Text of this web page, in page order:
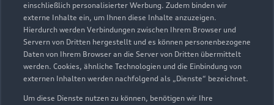
einschließlich personalisierter Werbung. Zudem binden wir
externe Inhalte ein, um Ihnen diese Inhalte anzuzeigen.
Hierdurch werden Verbindungen zwischen Ihrem Browser und
Servern von Dritten hergestellt und es können personenbezogene
Daten von Ihrem Browser an die Server von Dritten übermittelt
werden. Cookies, ähnliche Technologien und die Einbindung von
externen Inhalten werden nachfolgend als „Dienste“ bezeichnet.
Um diese Dienste nutzen zu können, benötigen wir Ihre
Lise-Meitner-Ring 2
18059 Rostock
0381 405120